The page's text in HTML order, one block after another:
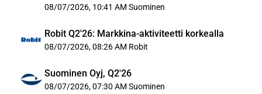
08/07/2026, 10:41 AM Suominen
Robit Q2'26: Markkina-aktiviteetti korkealla
08/07/2026, 08:26 AM Robit
Suominen Oyj, Q2'26
08/07/2026, 07:30 AM Suominen